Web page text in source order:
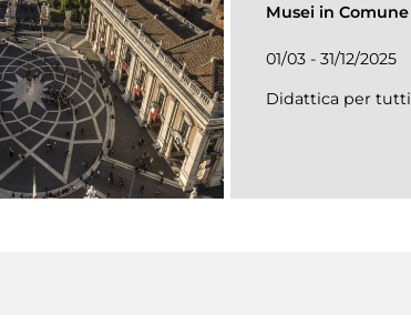
Musei in Comune
01/03 - 31/12/2025
Didattica per tutti